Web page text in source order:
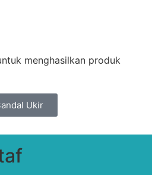
menghasilkan produk
Ukir